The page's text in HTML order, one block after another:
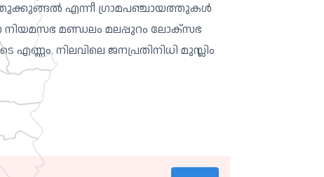
ഒതുക്കുങ്ങൽ എന്നീ ഗ്രാമപഞ്ചായത്തുകൾ
നിയമസഭ മണ്ഡലം മലപ്പുറം ലോക്സഭ
എണ്ണം. നിലവിലെ ജനപ്രതിനിധി മുസ്ലിം